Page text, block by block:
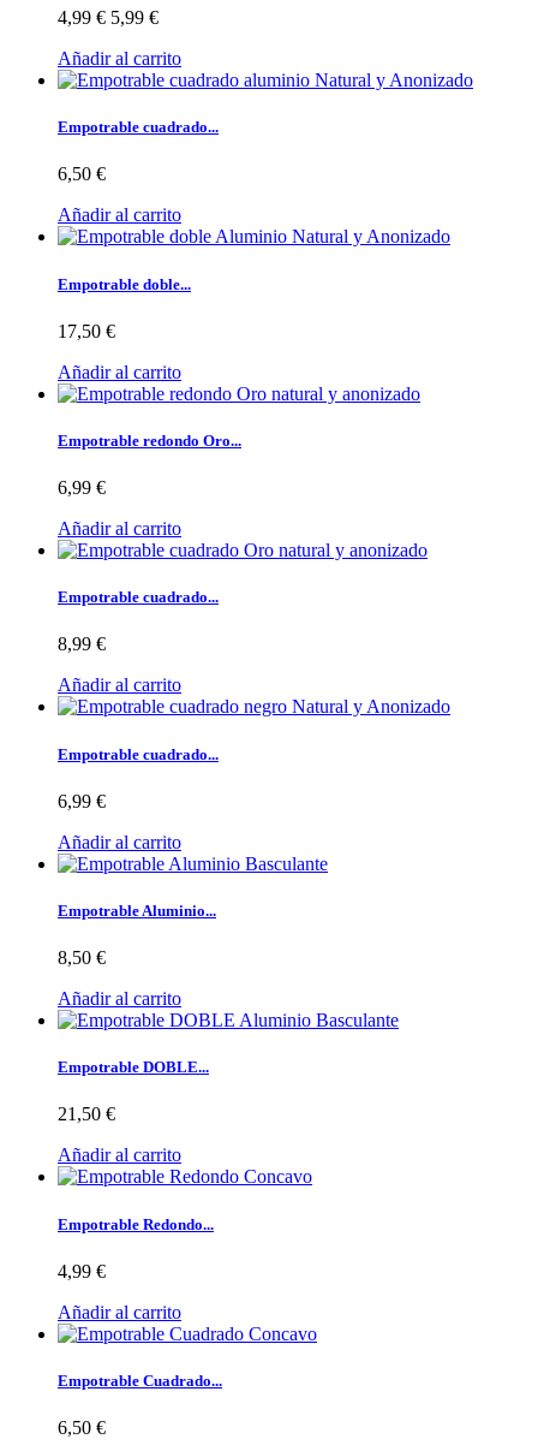
4,99 € 5,99 €
Añadir al carrito
Empotrable cuadrado...
6,50 €
Añadir al carrito
Empotrable doble...
17,50 €
Añadir al carrito
Empotrable redondo Oro...
6,99 €
Añadir al carrito
Empotrable cuadrado...
8,99 €
Añadir al carrito
Empotrable cuadrado...
6,99 €
Añadir al carrito
Empotrable Aluminio...
8,50 €
Añadir al carrito
Empotrable DOBLE...
21,50 €
Añadir al carrito
Empotrable Redondo...
4,99 €
Añadir al carrito
Empotrable Cuadrado...
6,50 €